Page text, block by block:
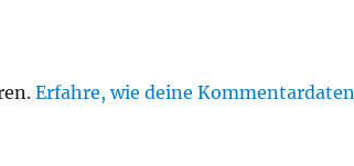
Erfahre, wie deine Kommentardaten